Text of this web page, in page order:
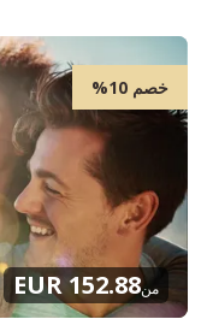
خصم 10%
من152.88 EUR